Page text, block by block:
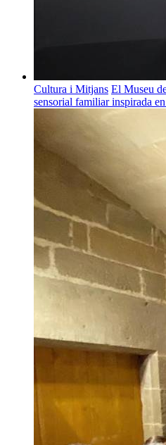
Cultura i Mitjans El Museu
sensorial familiar inspirada